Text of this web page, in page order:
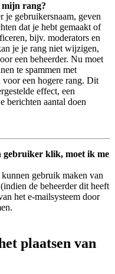
mijn rang?
je gebruikersnaam, geven
dat je hebt gemaakt of
bijv. moderators en
je je rang niet wijzigen,
een beheerder. Nu moet
te spammen met
een hogere rang. Dit
effect, een
berichten aantal doen
gebruiker klik, moet ik me
gebruik maken van
de beheerder dit heeft
het e-mailsysteem door
plaatsen van